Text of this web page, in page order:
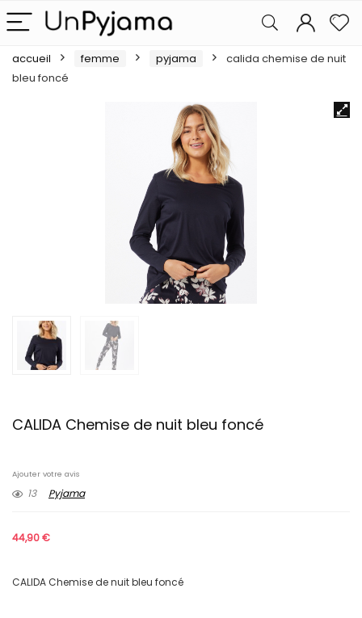
accueil femme pyjama
calida chemise de nuit
bleu foncé
CALIDA Chemise de nuit bleu foncé
Ajouter votre avis
13 Pyjama
44,90€
CALIDA Chemise de nuit bleu foncé